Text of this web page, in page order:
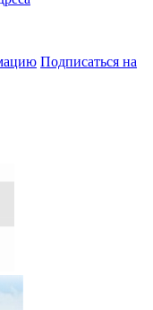
Подписаться на